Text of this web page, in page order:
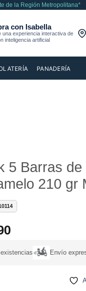
de la Región Metropolitana*
PANADERÍA
5 Barras
210 gr
Envío